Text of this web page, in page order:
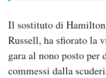
Il sostituto di
Russell, ha sfiorato la
gara al nono posto
commessi dalla